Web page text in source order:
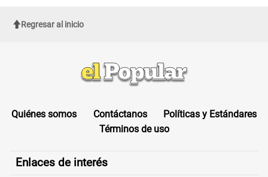
Regresar al inicio
Quiénes somos Contáctanos
Políticas y Estándares
Términos de uso
Enlaces de interés